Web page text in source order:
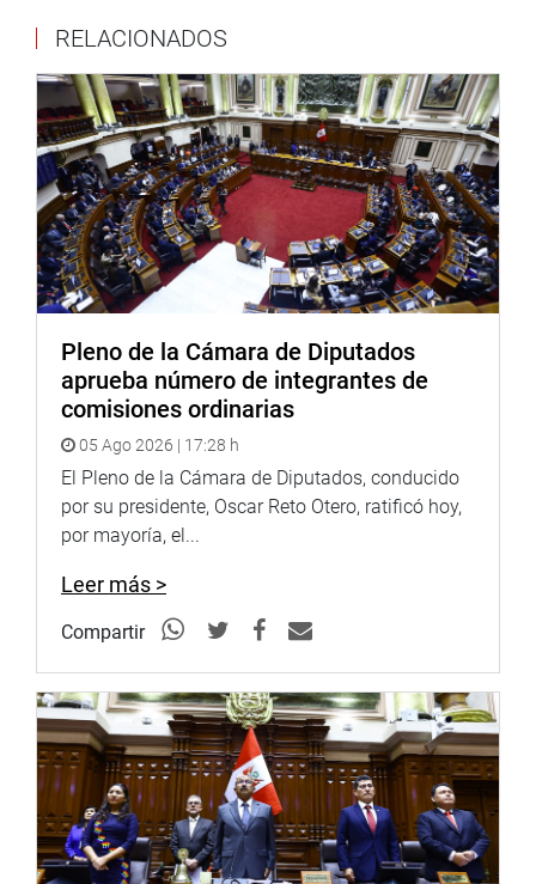
Agregó que, entre los cambios importantes, primero se
busca ajustar los requisitos para que un extranjero pueda
obtener la residencia permanente en el Perú.
“No podemos permitir que personas con antecedentes
penales, tengan la oportunidad de establecerse en el Perú.
El segundo punto clave es el control de nuestras
fronteras, pues estas tienen serias vulnerabilidades”,
detalló la parlamentaria.
En una segunda consulta, la propuesta fue exonerada de
abstenciones.
OFICINA DE COMUNICACIONES E IMAGEN
RELACIONADOS
Pleno de la Cámara de Diputados
aprueba número de integrantes de
comisiones ordinarias
05 Ago 2026 | 17:28 h
El Pleno de la Cámara de Diputados, conducido
por su presidente, Oscar Reto Otero, ratificó hoy,
por mayoría, el...
Leer más >
Compartir